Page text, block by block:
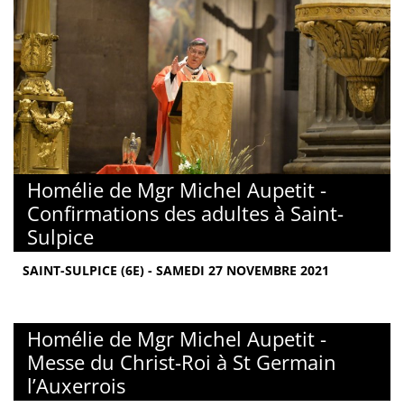
Homélie de Mgr Michel Aupetit -
Confirmations des adultes à Saint-
Sulpice
SAINT-SULPICE (6E) - SAMEDI 27 NOVEMBRE 2021
Homélie de Mgr Michel Aupetit -
Messe du Christ-Roi à St Germain
l’Auxerrois